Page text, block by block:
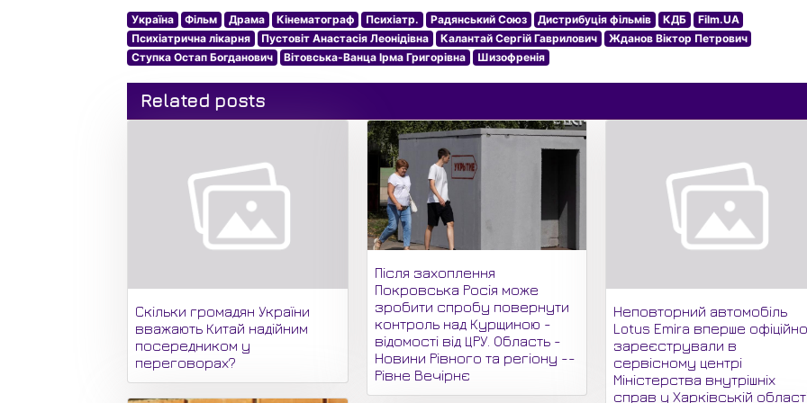
Україна Фільм Драма Кінематограф Психіатр. Радянський Союз Дистрибуція фільмів КДБ
Film.UA
Психіатрична лікарня
Пустовіт Анастасія Леонідівна Калантай Сергій Гаврилович
Жданов Віктор Петрович
Ступка Остап Богданович
Вітовська-Ванца Ірма Григорівна Шизофренія
Related posts
Скільки громадян України
вважають Китай надійним
посередником у
переговорах?
Після захоплення
Покровська Росія може
зробити спробу повернути
контроль над Курщиною -
відомості від ЦРУ. Область -
Новини Рівного та регіону --
Рівне Вечірнє
Неповторний автомобіль
Lotus Emira вперше
зареєстрували в
сервісному центрі
Міністерства внутрішніх
справ у Харківській